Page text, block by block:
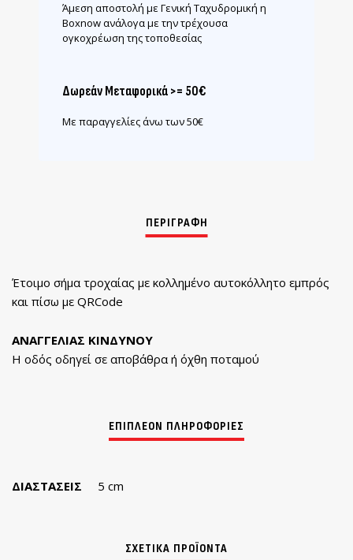
Άμεση αποστολή με Γενική Ταχυδρομική η
Boxnow ανάλογα με την τρέχουσα
ογκοχρέωση της τοποθεσίας
Δωρεάν Μεταφορικά >= 50€
Με παραγγελίες άνω των 50€
Έτοιμο σήμα τροχαίας με κολλημένο αυτοκόλλητο εμπρός
και πίσω με QRCode
ΑΝΑΓΓΕΛΙΑΣ ΚΙΝΔΥΝΟΥ
Η οδός οδηγεί σε αποβάθρα ή όχθη ποταμού
ΔΙΑΣΤΆΣΕΙΣ 5 cm
ΣΧΕΤΙΚΆ ΠΡΟΪΌΝΤΑ